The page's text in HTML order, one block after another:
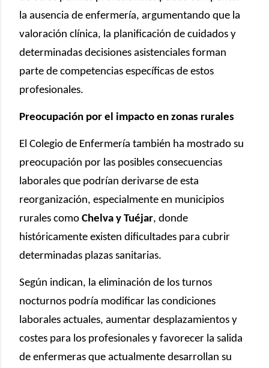
la ausencia de enfermería, argumentando que la
valoración clínica, la planificación de cuidados y
determinadas decisiones asistenciales forman
parte de competencias específicas de estos
profesionales.
Preocupación por el impacto en zonas rurales
El Colegio de Enfermería también ha mostrado su
preocupación por las posibles consecuencias
laborales que podrían derivarse de esta
reorganización, especialmente en municipios
rurales como Chelva y Tuéjar, donde
históricamente existen dificultades para cubrir
determinadas plazas sanitarias.
Según indican, la eliminación de los turnos
nocturnos podría modificar las condiciones
laborales actuales, aumentar desplazamientos y
costes para los profesionales y favorecer la salida
de enfermeras que actualmente desarrollan su